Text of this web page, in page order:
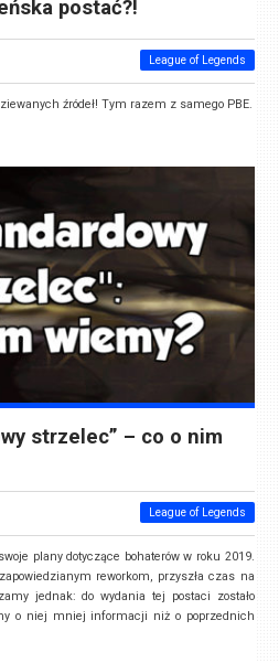
postać?!
League of Legends
źródeł! Tym razem z samego PBE.
strzelec” – co o nim
League of Legends
plany dotyczące bohaterów w roku 2019.
reworkom, przyszła czas na
jednak: do wydania tej postaci zostało
o niej mniej informacji niż o poprzednich